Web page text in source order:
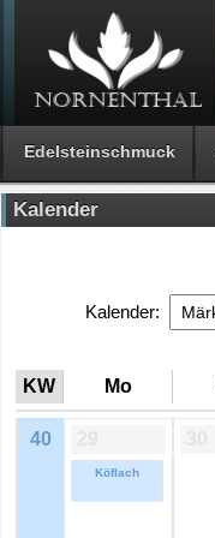
Edelsteinschmuck
Kalender
Kalender:
KW Mo
40
Köflach